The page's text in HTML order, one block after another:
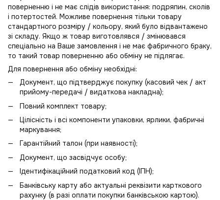
поверненню і не має слідів використання: подряпин, сколів
і потертостей. Можливе повернення тільки товару
стандартного розміру / кольору, який було відвантажено
зі складу. Якщо ж товар виготовлявся / змінювався
спеціально на Ваше замовлення і не має фабричного браку,
то такий товар поверненню або обміну не підлягає.
Для повернення або обміну необхідні:
Документ, що підтверджує покупку (касовий чек / акт
прийому-передачі / видаткова накладна);
Повний комплект товару;
Цілісність і всі компоненти упаковки, ярлики, фабричні
маркування;
Гарантійний талон (при наявності);
Документ, що засвідчує особу;
Ідентифікаційний податковий код (ІПН);
Банківську карту або актуальні реквізити карткового
рахунку (в разі оплати покупки банківською картою).